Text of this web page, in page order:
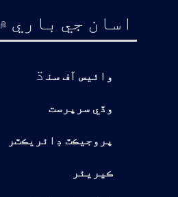
اسان جي باري ۾
وائيس آف سن ڌ
وڏي سرپرست
پروجيڪٽ ڊائريڪٽر
ڪيريئر